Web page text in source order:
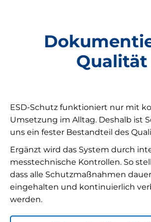
Qualität
ESD-Schutz funktioniert nur mit
Umsetzung im Alltag. Deshalb ist
uns ein fester Bestandteil des
Ergänzt wird das System durch
messtechnische Kontrollen. So
dass alle Schutzmaßnahmen
eingehalten und kontinuierlich
werden.